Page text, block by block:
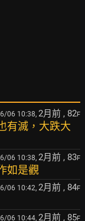
06 10:38, 2月前 , 82F
有滅，大跌大
06 10:38, 2月前 , 83F
如是觀
06 10:42, 2月前 , 84F
06 10:44, 2月前 , 85F